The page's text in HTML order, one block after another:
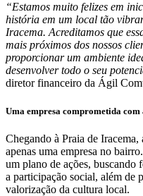
“Estamos muito felizes em
história em um local tão
Iracema. Acreditamos que
mais próximos dos nossos
proporcionar um ambiente
desenvolver todo o seu
diretor financeiro da Ágil
Uma empresa comprometida com
Chegando à Praia de
apenas uma empresa no
um plano de ações, buscando
a participação social, além de
valorização da cultura local.